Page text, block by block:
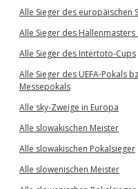
Alle Sieger des europäischen
Alle Sieger des Hallenmasters
Alle Sieger des Intertoto-Cups
Alle Sieger des UEFA-Pokals
Messepokals
Alle sky-Zweige in Europa
Alle slowakischen Meister
Alle slowakischen Pokalsieger
Alle slowenischen Meister